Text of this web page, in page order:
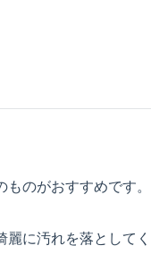
のがおすすめです。
に汚れを落としてく